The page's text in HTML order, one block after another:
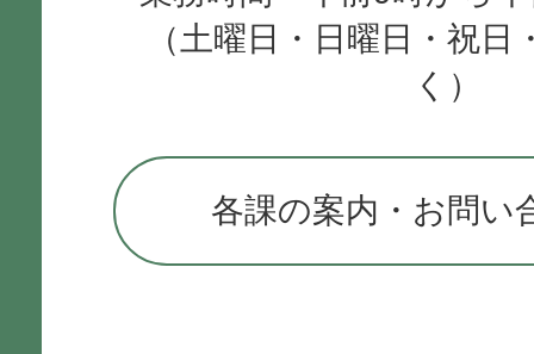
（土曜日・日曜日・祝日
く）
各課の案内・お問い